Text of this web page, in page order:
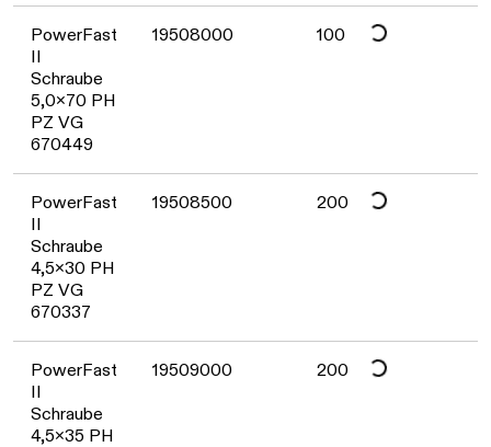
PowerFast
II
Schraube
5,0x70 PH
PZ VG
670449
19508000 100Daten werden geladen. Bitte warten...
PowerFast
II
Schraube
4,5x30 PH
PZ VG
670337
19508500 200Daten werden geladen. Bitte warten...
PowerFast
II
Schraube
4,5x35 PH
19509000 200